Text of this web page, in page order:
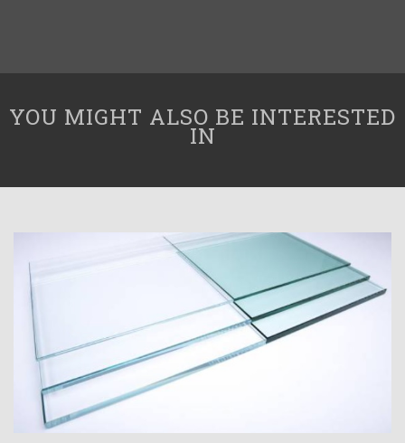
YOU MIGHT ALSO BE INTERESTED
IN